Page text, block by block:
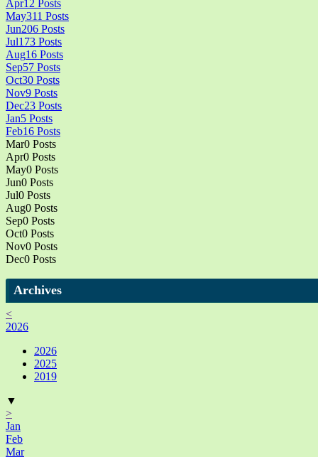
Apr12 Posts
May311 Posts
Jun206 Posts
Jul173 Posts
Aug16 Posts
Sep57 Posts
Oct30 Posts
Nov9 Posts
Dec23 Posts
Jan5 Posts
Feb16 Posts
Mar0 Posts
Apr0 Posts
May0 Posts
Jun0 Posts
Jul0 Posts
Aug0 Posts
Sep0 Posts
Oct0 Posts
Nov0 Posts
Dec0 Posts
Archives
<
2026
2026
2025
2019
▼
>
Jan
Feb
Mar